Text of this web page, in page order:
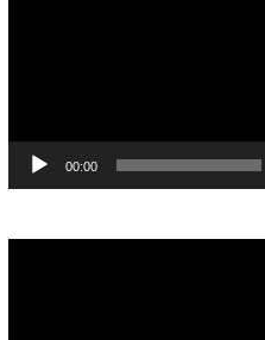
00:00